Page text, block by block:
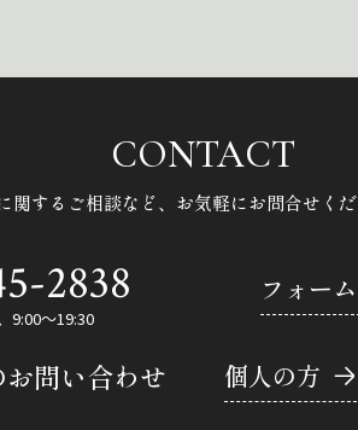
CONTACT
関するご相談など、 お気軽にお問合せくだ
2838
9:00～19:30
フォー
問い合わせ 個人の方